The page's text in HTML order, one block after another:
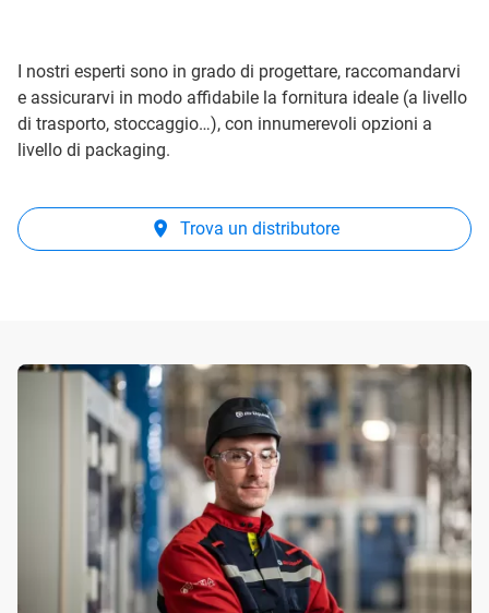
I nostri esperti sono in grado di progettare, raccomandarvi
e assicurarvi in modo affidabile la fornitura ideale (a livello
di trasporto, stoccaggio…), con innumerevoli opzioni a
livello di packaging.
Trova un distributore